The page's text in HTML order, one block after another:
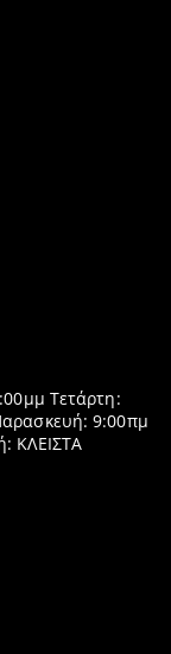
Τετάρτη:
9:00πμ
ΚΛΕΙΣΤΑ